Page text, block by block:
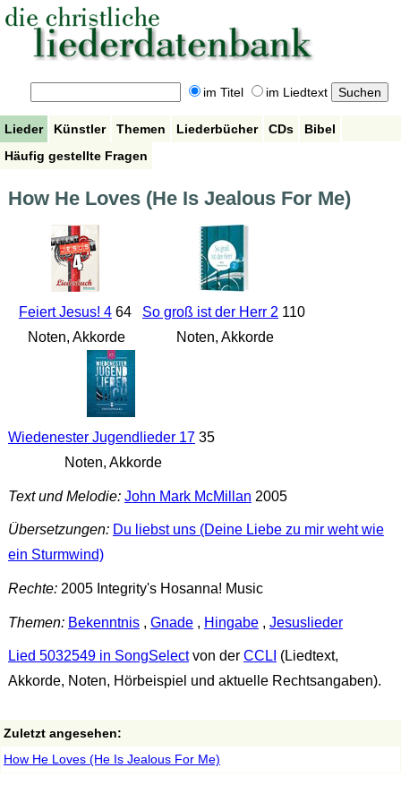
im Titel im Liedtext
Lieder Künstler Themen Liederbücher CDs
Bibel
Häufig gestellte Fragen
How He Loves (He Is Jealous For Me)
Feiert Jesus! 464
Noten, Akkorde
So groß ist der Herr 2 110
Noten, Akkorde
Wiedenester Jugendlieder 1735
Noten, Akkorde
Text und Melodie: John Mark McMillan 2005
Übersetzungen: Du liebst uns (Deine Liebe zu mir weht wie
ein Sturmwind)
Rechte:2005 Integrity's Hosanna! Music
Themen: Bekenntnis, Gnade, Hingabe, Jesuslieder
Lied 5032549 in SongSelectvon der CCLI (Liedtext,
Akkorde, Noten, Hörbeispiel und aktuelle Rechtsangaben).
Zuletzt angesehen:
How He Loves (He Is Jealous For Me)